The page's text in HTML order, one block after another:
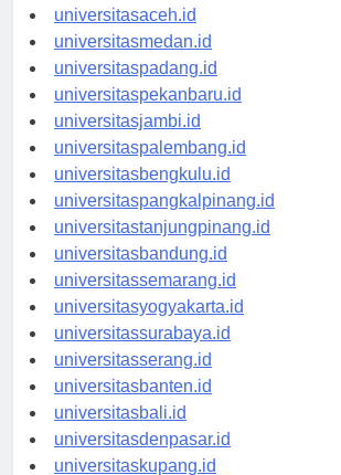
universitasaceh.id
universitasmedan.id
universitaspadang.id
universitaspekanbaru.id
universitasjambi.id
universitaspalembang.id
universitasbengkulu.id
universitaspangkalpinang.id
universitastanjungpinang.id
universitasbandung.id
universitassemarang.id
universitasyogyakarta.id
universitassurabaya.id
universitasserang.id
universitasbanten.id
universitasbali.id
universitasdenpasar.id